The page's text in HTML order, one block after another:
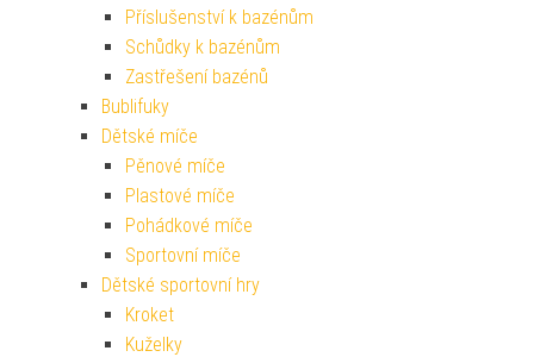
Příslušenství k bazénům
Schůdky k bazénům
Zastřešení bazénů
Bublifuky
Dětské míče
Pěnové míče
Plastové míče
Pohádkové míče
Sportovní míče
Dětské sportovní hry
Kroket
Kuželky